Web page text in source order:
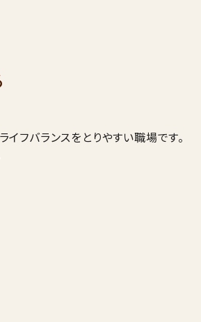
フバランスをとりやすい職場です。